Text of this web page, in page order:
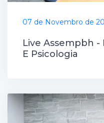
07 de Novembro de
Live Assempbh
E Psicologia